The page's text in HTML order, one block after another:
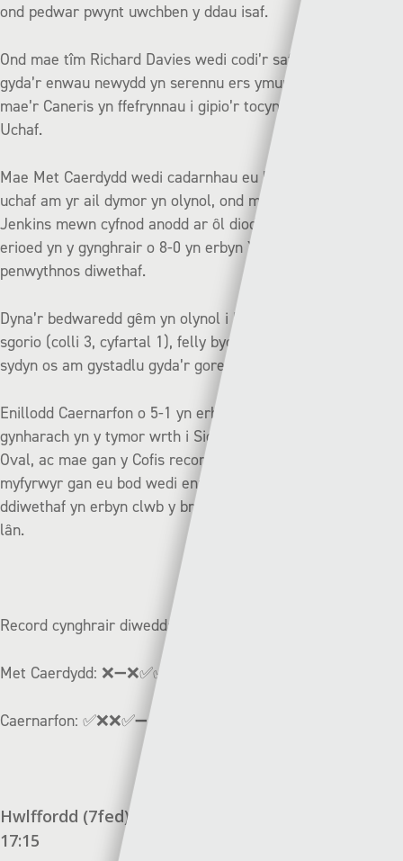
ond pedwar pwynt uwchben y ddau isaf.
Ond mae tîm Richard Davies wedi codi’r safon eleni, a
gyda’r enwau newydd yn serennu ers ymuno dros yr haf
mae’r Caneris yn ffefrynnau i gipio’r tocyn olaf i’r Chwech
Uchaf.
Mae Met Caerdydd wedi cadarnhau eu lle yn yr hanner
uchaf am yr ail dymor yn olynol, ond mae criw Ryan
Jenkins mewn cyfnod anodd ar ôl dioddef eu colled drymaf
erioed yn y gynghrair o 8-0 yn erbyn Y Seintiau Newydd y
penwythnos diwethaf.
Dyna’r bedwaredd gêm yn olynol i Met Caerdydd fethu a
sgorio (colli 3, cyfartal 1), felly bydd angen troi’r gornel yn
sydyn os am gystadlu gyda’r goreuon yn ail ran y tymor.
Enillodd Caernarfon o 5-1 yn erbyn Met Caerdydd yn
gynharach yn y tymor wrth i Sion Bradley daro hatric ar yr
Oval, ac mae gan y Cofis record ryfeddol yn erbyn y
myfyrwyr gan eu bod wedi ennill bob un o’u wyth gêm
ddiwethaf yn erbyn clwb y brifysgol gan gadw pum llechen
lân.
Record cynghrair diweddar:
Met Caerdydd: ❌➖❌✅✅
Caernarfon: ✅❌❌✅➖
Hwlffordd (7fed) v Y Bala (3ydd) | Dydd Sadwrn –
17:15